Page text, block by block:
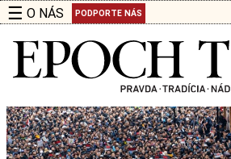
☰ O NÁS PODPORTE NÁS